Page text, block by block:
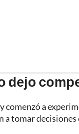
dejo
comenzó a
a tomar